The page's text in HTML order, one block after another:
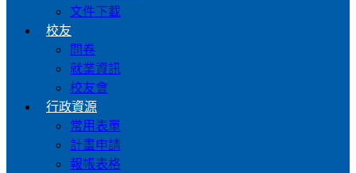
文件下載
校友
問卷
就業資訊
校友會
行政資源
常用表單
計畫申請
報帳表格